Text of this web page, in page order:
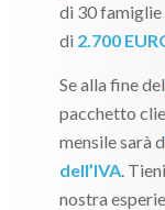
di 30 famiglie
di 2.700
Se alla fine del
pacchetto
mensile sarà
dell’IVA.
nostra